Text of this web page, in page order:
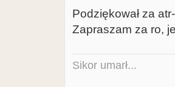
Podziękował za
Zapraszam za ro,
Sikor umarł...